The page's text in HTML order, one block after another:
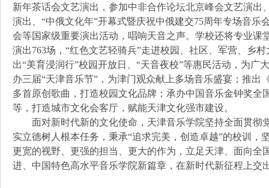
新年茶话会文艺演出，参加中非合作论坛北京峰会文艺演出
演出、“中俄文化年”开幕式暨庆祝中俄建交75周年专场音乐
会等国家级重要演出活动，唱响天音之声。学校还将专业课
演出763场，“红色文艺轻骑兵”走进校园、社区、军营、乡
出“美育浸润行”校园开放日、“天音夜校”等惠民活动，为广
办三届“天津音乐节”，为津门观众献上多场音乐盛宴；推出
多首原创歌曲，打造校园文化品牌；承办中国音乐金钟奖全
等，打造城市文化会客厅，赋能天津文化强市建设。
面对新时代新的文化使命，天津音乐学院坚持全面贯彻
实立德树人根本任务，秉承“追求完美，创造卓越”的校训，
更宽的视野、更强的担当、更大的作为，立足天津、面向全
进、中国特色高水平音乐学院新篇章，在新时代新征程上交